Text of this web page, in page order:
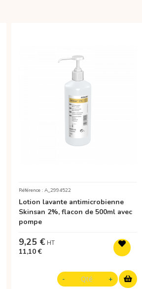
Référence : A_2994522
Lotion lavante antimicrobienne
Skinsan 2%, flacon de 500ml avec
pompe
9,25 €
11,10 €